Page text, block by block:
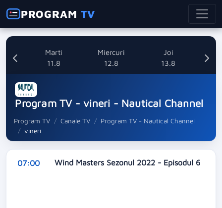
PROGRAMTV
Marti
11.8
Miercuri
12.8
Joi
13.8
Program TV - vineri - Nautical Channel
Program TV Canale TV
Program TV - Nautical Channel
vineri
07:00 Wind Masters Sezonul 2022 - Episodul 6